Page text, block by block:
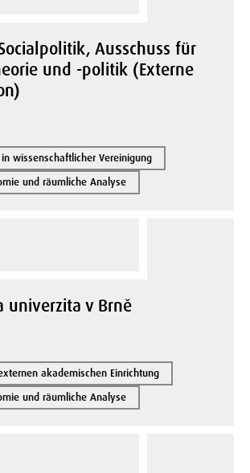
Ausschuss für
und -politik (Externe
wissenschaftlicher Vereinigung
und räumliche Analyse
univerzita v Brně
akademischen Einrichtung
und räumliche Analyse